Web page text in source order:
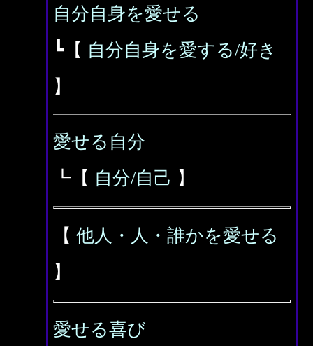
自分自身を愛せる
┗【 自分自身を愛する/好き
】
愛せる自分
┗【 自分/自己 】
【 他人・人・誰かを愛せる
】
愛せる喜び